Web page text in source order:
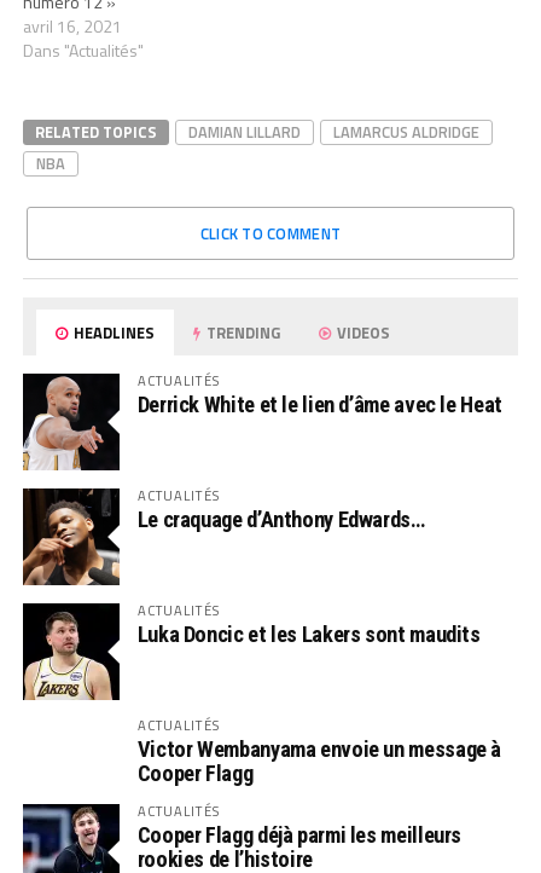
avril 16, 2021
Dans "Actualités"
RELATED TOPICS DAMIAN LILLARD
LAMARCUS ALDRIDGE
NBA
CLICK TO COMMENT
HEADLINES TRENDING VIDEOS
ACTUALITÉS
Derrick White et le lien d’âme avec le Heat
ACTUALITÉS
Le craquage d’Anthony Edwards…
ACTUALITÉS
Luka Doncic et les Lakers sont maudits
ACTUALITÉS
Victor Wembanyama envoie un message à
Cooper Flagg
ACTUALITÉS
Cooper Flagg déjà parmi les meilleurs
rookies de l’histoire